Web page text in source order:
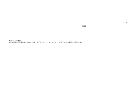
STEP
4
オプションの選択
制作を依頼したい場合は、プロのライターやデザイナー、フォトグラファーがオプションで制作を代行します。